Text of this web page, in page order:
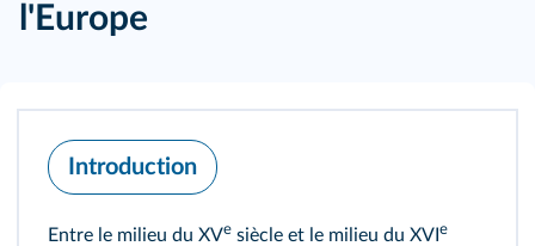
l'Europe
Introduction
Entre le milieu du XVe siècle et le milieu du XVI e